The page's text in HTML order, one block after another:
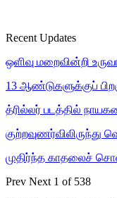
Recent Updates
ஒளிவு மறைவின்றி
13 ஆண்டுகளுக்குப்
த்ரில்லர் படத்தில்
குற்றவுணர்விலிருந்து
முதிர்ந்த காதலைச்
Prev Next 1 of 538